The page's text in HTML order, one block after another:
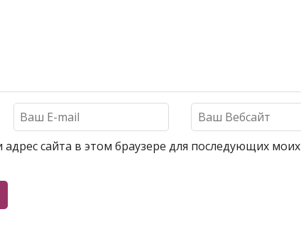
сайта в этом браузере для последующих моих